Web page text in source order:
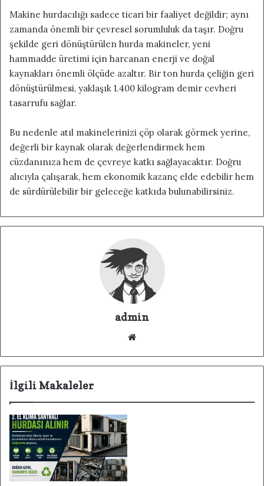
Makine hurdacılığı sadece ticari bir faaliyet değildir; aynı
zamanda önemli bir çevresel sorumluluk da taşır. Doğru
şekilde geri dönüştürülen hurda makineler, yeni
hammadde üretimi için harcanan enerji ve doğal
kaynakları önemli ölçüde azaltır. Bir ton hurda çeliğin geri
dönüştürülmesi, yaklaşık 1.400 kilogram demir cevheri
tasarrufu sağlar.
Bu nedenle atıl makinelerinizi çöp olarak görmek yerine,
değerli bir kaynak olarak değerlendirmek hem
cüzdanınıza hem de çevreye katkı sağlayacaktır. Doğru
alıcıyla çalışarak, hem ekonomik kazanç elde edebilir hem
de sürdürülebilir bir geleceğe katkıda bulunabilirsiniz.
admin
sit
İlgili Makaleler